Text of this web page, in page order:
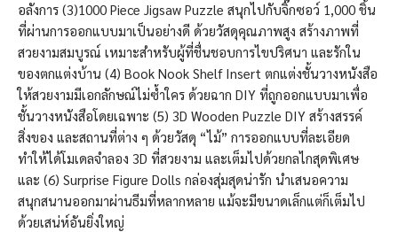
อลังการ (3)1000 Piece Jigsaw Puzzle สนุกไปกับจิ๊กซอว์ 1,000 ชิ้น
ที่ผ่านการออกแบบมาเป็นอย่างดี ด้วยวัสดุคุณภาพสูง สร้างภาพที่
สวยงามสมบูรณ์ เหมาะสำหรับผู้ที่ชื่นชอบการไขปริศนา และรักใน
ของตกแต่งบ้าน (4) Book Nook Shelf Insert ตกแต่งชั้นวางหนังสือ
ให้สวยงามมีเอกลักษณ์ไม่ซ้ำใคร ด้วยฉาก DIY ที่ถูกออกแบบมาเพื่อ
ชั้นวางหนังสือโดยเฉพาะ (5) 3D Wooden Puzzle DIY สร้างสรรค์
สิ่งของ และสถานที่ต่าง ๆ ด้วยวัสดุ “ไม้” การออกแบบที่ละเอียด
ทำให้ได้โมเดลจำลอง 3D ที่สวยงาม และเต็มไปด้วยกลไกสุดพิเศษ
และ (6) Surprise Figure Dolls กล่องสุ่มสุดน่ารัก นำเสนอความ
สนุกสนานออกมาผ่านธีมที่หลากหลาย แม้จะมีขนาดเล็กแต่ก็เต็มไป
ด้วยเสน่ห์อันยิ่งใหญ่